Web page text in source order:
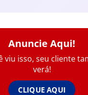
Anuncie Aqui!
viu isso, seu cliente
verá!
CLIQUE AQUI